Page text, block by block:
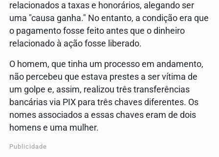
relacionados a taxas e honorários, alegando ser
uma "causa ganha." No entanto, a condição era que
o pagamento fosse feito antes que o dinheiro
relacionado à ação fosse liberado.
O homem, que tinha um processo em andamento,
não percebeu que estava prestes a ser vítima de
um golpe e, assim, realizou três transferências
bancárias via PIX para três chaves diferentes. Os
nomes associados a essas chaves eram de dois
homens e uma mulher.
Publicidade